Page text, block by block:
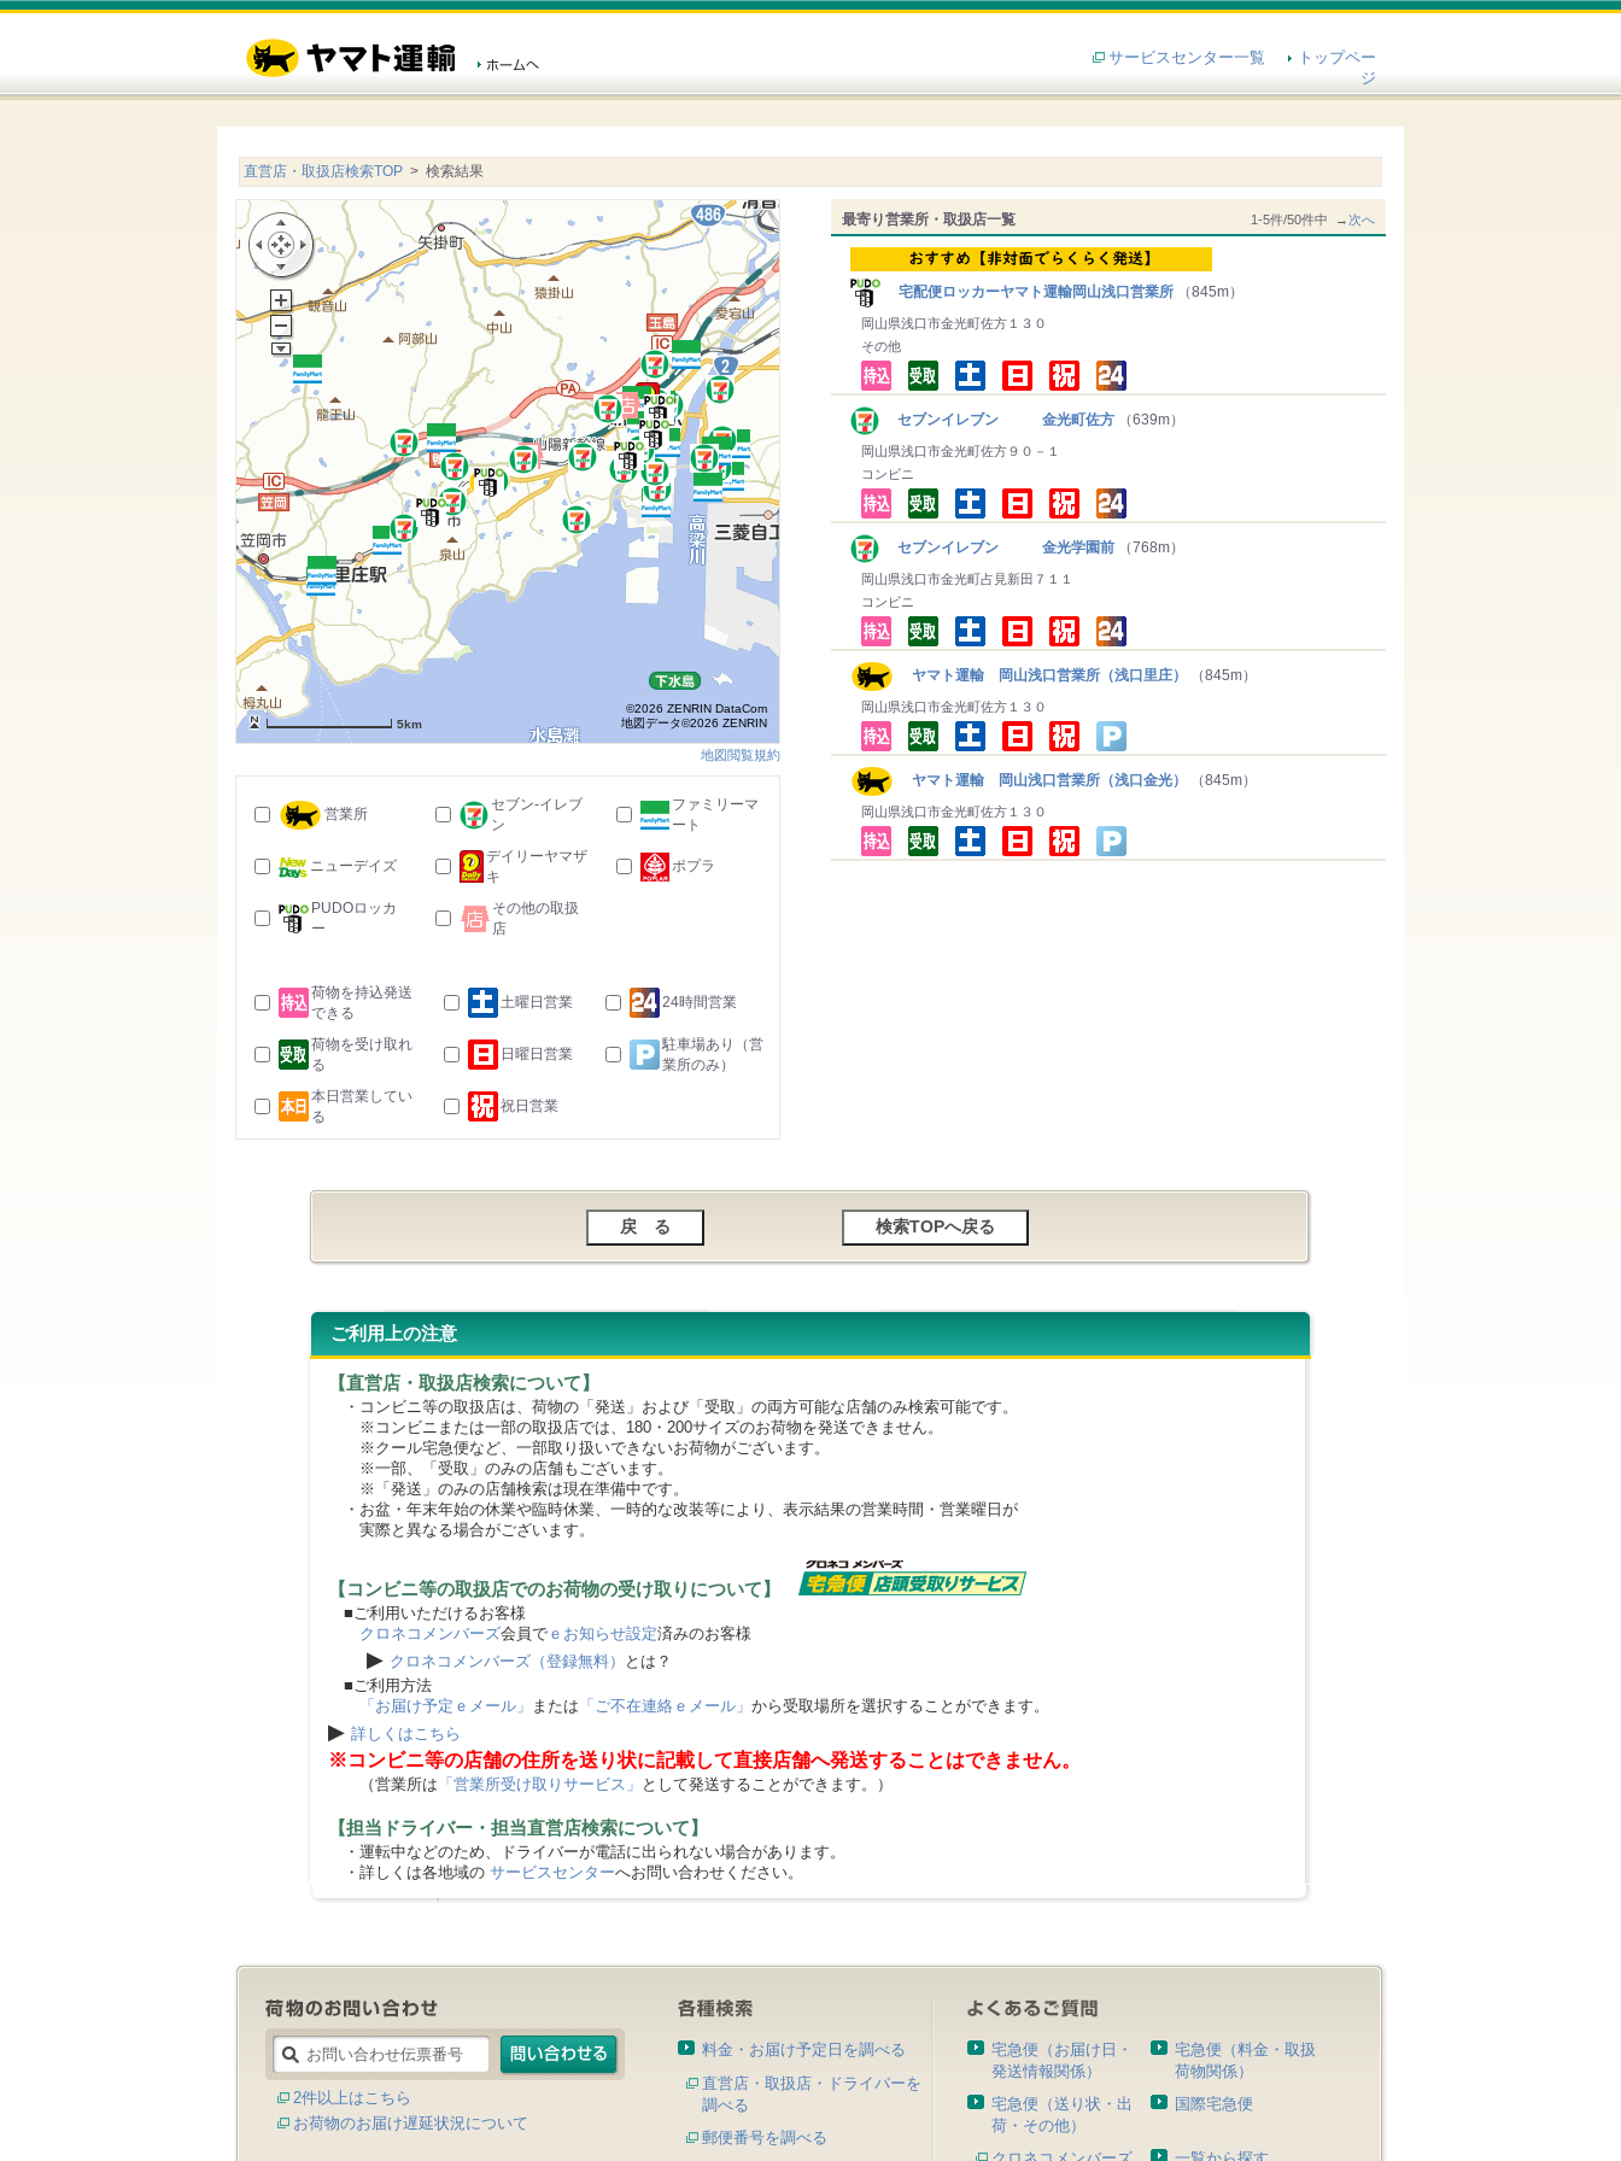
サービスセンター一覧
トップペー
ジ
直営店・取扱店検索TOP > 検索結果
最寄り営業所・取扱店一覧 1-5件/50件中 →次へ
宅配便ロッカーヤマト運輸岡山浅口営業所 （845m）
岡山県浅口市金光町佐方１３０
その他
セブンイレブン 金光町佐方 （639m）
岡山県浅口市金光町佐方９０－１
コンビニ
セブンイレブン 金光学園前 （768m）
岡山県浅口市金光町占見新田７１１
コンビニ
ヤマト運輸 岡山浅口営業所（浅口里庄） （845m）
岡山県浅口市金光町佐方１３０
ヤマト運輸 岡山浅口営業所（浅口金光） （845m）
岡山県浅口市金光町佐方１３０
5km
©2026 ZENRIN DataCom
地図データ©2026 ZENRIN
地図閲覧規約
営業所
セブン-イレブ
ン
ファミリーマ
ート
ニューデイズ
デイリーヤマザ
キ
ポプラ
PUDOロッカ
ー
その他の取扱
店
荷物を持込発送
できる
土曜日営業 24時間営業
荷物を受け取れ
る
日曜日営業
駐車場あり（営
業所のみ）
本日営業してい
る
祝日営業
ご利用上の注意
【直営店・取扱店検索について】
・コンビニ等の取扱店は、荷物の「発送」および「受取」の両方可能な店舗のみ検索可能です。
※コンビニまたは一部の取扱店では、180・200サイズのお荷物を発送できません。
※クール宅急便など、一部取り扱いできないお荷物がございます。
※一部、「受取」のみの店舗もございます。
※「発送」のみの店舗検索は現在準備中です。
・お盆・年末年始の休業や臨時休業、一時的な改装等により、表示結果の営業時間・営業曜日が
実際と異なる場合がございます。
【コンビニ等の取扱店でのお荷物の受け取りについて】
■ご利用いただけるお客様
クロネコメンバーズ会員で ｅお知らせ設定済みのお客様
▶ クロネコメンバーズ（登録無料）
とは？
■ご利用方法
「お届け予定ｅメール」 または 「ご不在連絡ｅメール」 から受取場所を選択することができます。
▶ 詳しくはこちら
※コンビニ等の店舗の住所を送り状に記載して直接店舗へ発送することはできません。
（営業所は 「営業所受け取りサービス」 として発送することができます。）
【担当ドライバー・担当直営店検索について】
・運転中などのため、ドライバーが電話に出られない場合があります。
・詳しくは各地域の サービスセンターへお問い合わせください。
2件以上はこちら
お荷物のお届け遅延状況について
料金・お届け予定日を調べる
直営店・取扱店・ドライバーを
調べる
郵便番号を調べる
宅急便（お届け日・
発送情報関係）
宅急便（料金・取扱
荷物関係）
宅急便（送り状・出
荷・その他）
国際宅急便